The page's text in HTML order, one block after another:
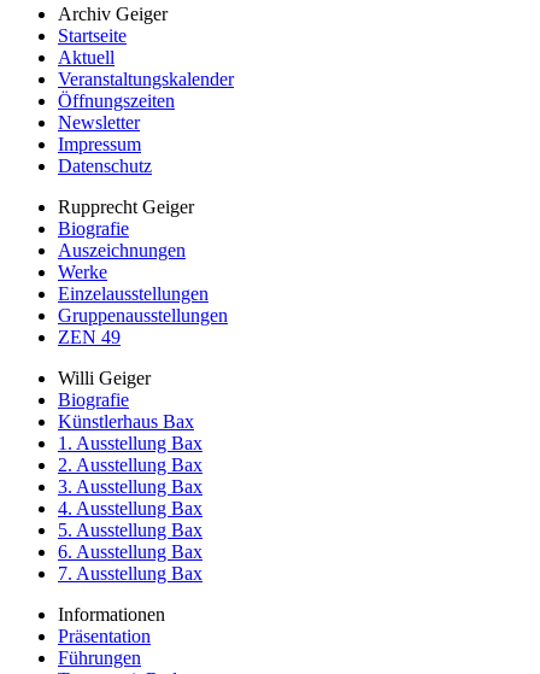
Archiv Geiger
Startseite
Aktuell
Veranstaltungskalender
Öffnungszeiten
Newsletter
Impressum
Datenschutz
Rupprecht Geiger
Biografie
Auszeichnungen
Werke
Einzelausstellungen
Gruppenausstellungen
ZEN 49
Willi Geiger
Biografie
Künstlerhaus Bax
1. Ausstellung Bax
2. Ausstellung Bax
3. Ausstellung Bax
4. Ausstellung Bax
5. Ausstellung Bax
6. Ausstellung Bax
7. Ausstellung Bax
Informationen
Präsentation
Führungen